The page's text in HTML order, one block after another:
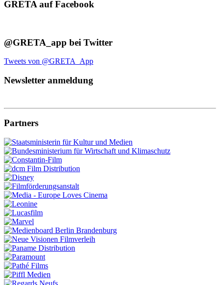
GRETA auf Facebook
@GRETA_app bei Twitter
Tweets von @GRETA_App
Newsletter anmeldung
Partners